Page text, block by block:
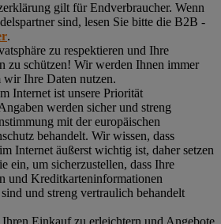
gilt für Endverbraucher. Wenn
sind, lesen Sie bitte die B2B -
.
zu respektieren und Ihre
zu schützen! Wir werden Ihnen immer
Ihre Daten nutzen.
Internet ist unsere Priorität
werden sicher und streng
mit der europäischen
behandelt. Wir wissen, dass
Internet äußerst wichtig ist, daher setzen
ein, um sicherzustellen, dass Ihre
und Kreditkarteninformationen
und streng vertraulich behandelt